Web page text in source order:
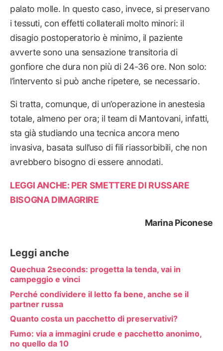
palato molle. In questo caso, invece, si preservano
i tessuti, con effetti collaterali molto minori: il
disagio postoperatorio è minimo, il paziente
avverte sono una sensazione transitoria di
gonfiore che dura non più di 24-36 ore. Non solo:
l’intervento si può anche ripetere, se necessario.
Si tratta, comunque, di un’operazione in anestesia
totale, almeno per ora; il team di Mantovani, infatti,
sta già studiando una tecnica ancora meno
invasiva, basata sull’uso di fili riassorbibili, che non
avrebbero bisogno di essere annodati.
LEGGI ANCHE: PER SMETTERE DI RUSSARE
BISOGNA DIMAGRIRE
Marina Piconese
Leggi anche
Quechua 2seconds: progetta la tenda, vai in
campeggio e vinci
Perché condividere il letto fa bene, anche se il
partner russa
Quanto costa un pacchetto di preservativi?
Fumo: via a immagini crude e pacchetto anonimo,
no quello da 10